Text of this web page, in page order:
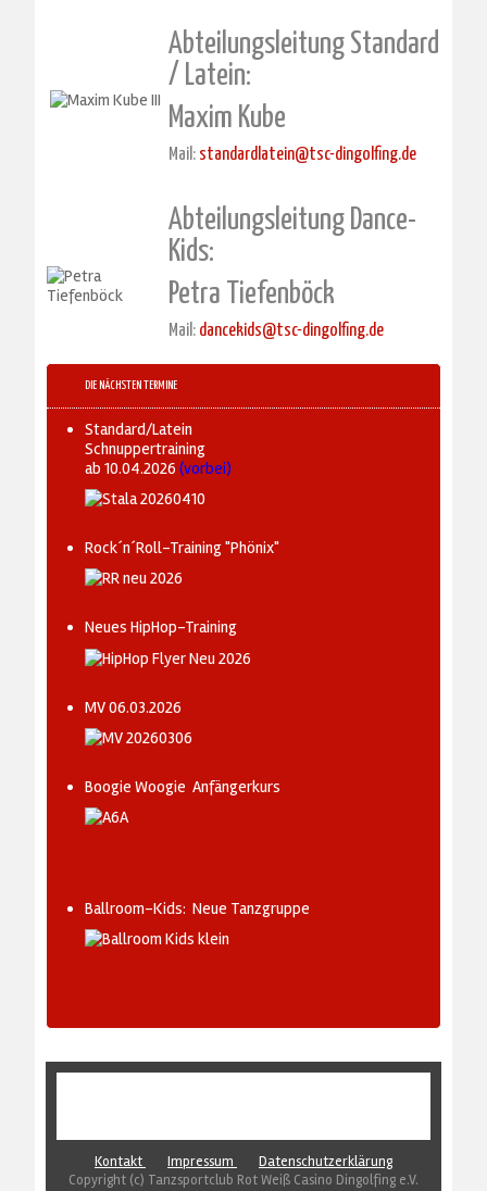
Abteilungsleitung Standard
/ Latein:
Maxim Kube
Mail: standardlatein@tsc-dingolfing.de
Abteilungsleitung Dance-
Kids:
Petra Tiefenböck
Mail: dancekids@tsc-dingolfing.de
DIE NÄCHSTEN TERMINE
Standard/Latein
Schnuppertraining
ab 10.04.2026(vorbei)
Rock´n´Roll-Training "Phönix"
Neues HipHop-Training
MV 06.03.2026
Boogie Woogie Anfängerkurs
Ballroom-Kids: Neue Tanzgruppe
Kontakt Impressum
Datenschutzerklärung
Copyright (c) Tanzsportclub Rot Weiß Casino Dingolfing e.V.